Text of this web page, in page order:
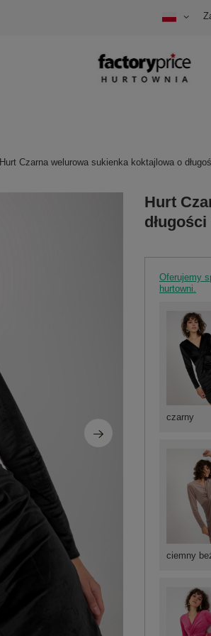
Hurt Czarna welurowa sukienka koktajlowa o
Hurt
Oferujemy
hurtowni.
ciemny
czarny